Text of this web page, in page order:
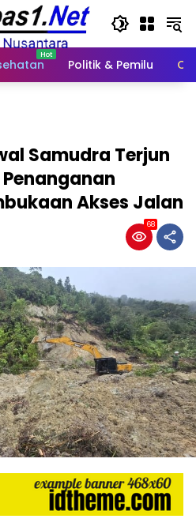
Politik & Pemilu
Samudra Terjun
Akses Jalan
68